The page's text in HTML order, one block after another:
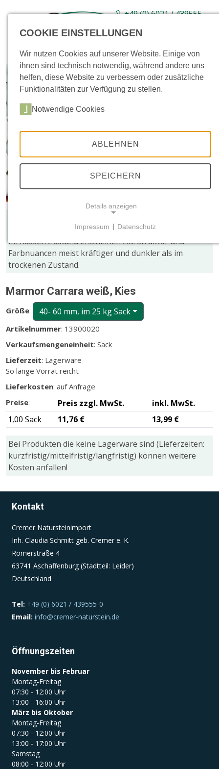
+49 (0) 6021 / 439555-
Sortiment Neuware Aktionsartikel
Farb- und Größenabweichungen gegenüber den
Bildern stellen keinen Mangel dar!
Im nassen Zustand erscheinen z.B. Struktur und
Farbnuancen meist kräftiger und dunkler als im
trockenen Zustand.
Marmor Carrara weiß, Kies
Größe: 40- 60 mm, im 25 kg Sack
Artikelnummer: 13900020
Verkaufsmengeneinheit: Sack
Lieferzeit: Lagerware
So lange Vorrat reicht
Lieferkosten: auf Anfrage
Preise: Preis zzgl. MwSt.
inkl. MwSt.
1,00 Sack
11,76 € 13,99 €
Bei Produkten die keine Lagerware sind (Lieferzeiten:
kurzfristig/mittelfristig/langfristig) können weitere
Kosten anfallen!
Kontakt
Cremer Natursteinimport
Inh. Claudia Schmitt geb. Cremer e. K.
Römerstraße 4
63741 Aschaffenburg (Stadtteil: Leider)
Deutschland
Tel: +49 (0) 6021 / 439555-0
Email: info@cremer-naturstein.de
Öffnungszeiten
November bis Februar
Montag-Freitag
07:30 - 12:00 Uhr
13:00 - 16:00 Uhr
März bis Oktober
Montag-Freitag
07:30 - 12:00 Uhr
13:00 - 17:00 Uhr
Samstag
08:00 - 12:00 Uhr
COOKIE EINSTELLUNGEN
Wir nutzen Cookies auf unserer Website. Einige von
ihnen sind technisch notwendig, während andere uns
helfen, diese Website zu verbessern oder zusätzliche
Funktionalitäten zur Verfügung zu stellen.
Notwendige Cookies
ABLEHNEN
SPEICHERN
Details anzeigen
Notwendige Cookies ermöglichen grundlegende
Funktionen und sind für die einwandfreie Funktion
CMS (Content Management System)
TYPO3
Name:
Zweck:
Wird für die unverwechselbare Identifizierung eines
bessere Bedienerführung, z.B. bei den Formularen
Cookie Laufzeit:
Dieser Cookie wird beim Schließen des Browsers
Einverständnis-Cookie
Dieser Cookie speichert die ausgewählten
Cookie Laufzeit:
1 Jahr
Impressum | Datenschutz